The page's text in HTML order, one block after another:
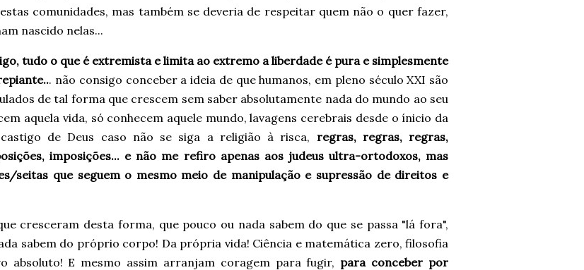
comunidades, mas também se deveria de respeitar quem não o quer fazer,
nascido nelas...
tudo o que é extremista e limita ao extremo a liberdade é pura e simplesmente
. não consigo conceber a ideia de que humanos, em pleno século XXI são
de tal forma que crescem sem saber absolutamente nada do mundo ao seu
aquela vida, só conhecem aquele mundo, lavagens cerebrais desde o ínicio da
de Deus caso não se siga a religião à risca, regras, regras, regras,
imposições... e não me refiro apenas aos judeus ultra-ortodoxos, mas
seitas que seguem o mesmo meio de manipulação e supressão de direitos e
cresceram desta forma, que pouco ou nada sabem do que se passa "lá fora",
sabem do próprio corpo! Da própria vida! Ciência e matemática zero, filosofia
absoluto! E mesmo assim arranjam coragem para fugir, para conceber por